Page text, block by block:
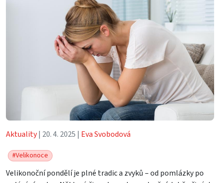
Aktuality| 20. 4. 2025 | Eva Svobodová
#Velikonoce
Velikonoční pondělí je plné tradic a zvyků – od pomlázky po